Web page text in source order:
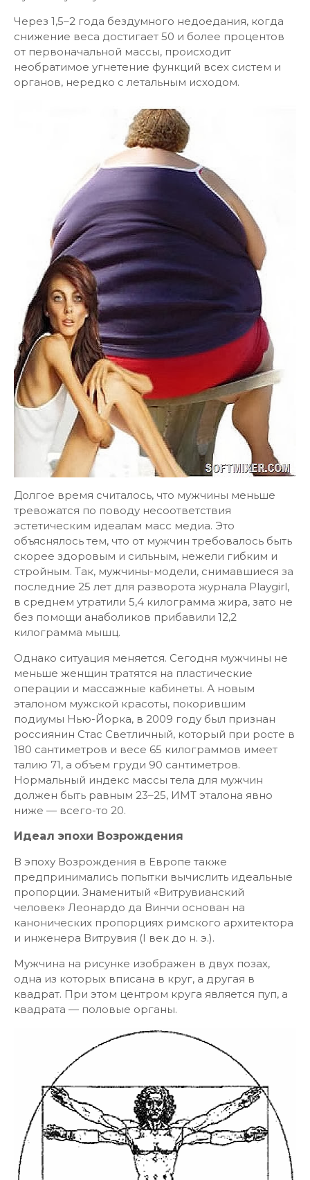
Через 1,5–2 года бездумного недоедания, когда
снижение веса достигает 50 и более процентов
от первоначальной массы, происходит
необратимое угнетение функций всех систем и
органов, нередко с летальным исходом.
Долгое время считалось, что мужчины меньше
тревожатся по поводу несоответствия
эстетическим идеалам масс медиа. Это
объяснялось тем, что от мужчин требовалось быть
скорее здоровым и сильным, нежели гибким и
стройным. Так, мужчины-модели, снимавшиеся за
последние 25 лет для разворота журнала Playgirl,
в среднем утратили 5,4 килограмма жира, зато не
без помощи анаболиков прибавили 12,2
килограмма мышц.
Однако ситуация меняется. Сегодня мужчины не
меньше женщин тратятся на пластические
операции и массажные кабинеты. А новым
эталоном мужской красоты, покорившим
подиумы Нью-Йорка, в 2009 году был признан
россиянин Стас Светличный, который при росте в
180 сантиметров и весе 65 килограммов имеет
талию 71, а объем груди 90 сантиметров.
Нормальный индекс массы тела для мужчин
должен быть равным 23–25, ИМТ эталона явно
ниже — всего-то 20.
Идеал эпохи Возрождения
В эпоху Возрождения в Европе также
предпринимались попытки вычислить идеальные
пропорции. Знаменитый «Витрувианский
человек» Леонардо да Винчи основан на
канонических пропорциях римского архитектора
и инженера Витрувия (I век до н. э.).
Мужчина на рисунке изображен в двух позах,
одна из которых вписана в круг, а другая в
квадрат. При этом центром круга является пуп, а
квадрата — половые органы.